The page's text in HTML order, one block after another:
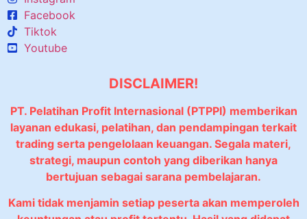
Facebook
Tiktok
Youtube
DISCLAIMER!
PT. Pelatihan Profit Internasional (PTPPI) memberikan
layanan edukasi, pelatihan, dan pendampingan terkait
trading serta pengelolaan keuangan. Segala materi,
strategi, maupun contoh yang diberikan hanya
bertujuan sebagai sarana pembelajaran.
Kami tidak menjamin setiap peserta akan memperoleh